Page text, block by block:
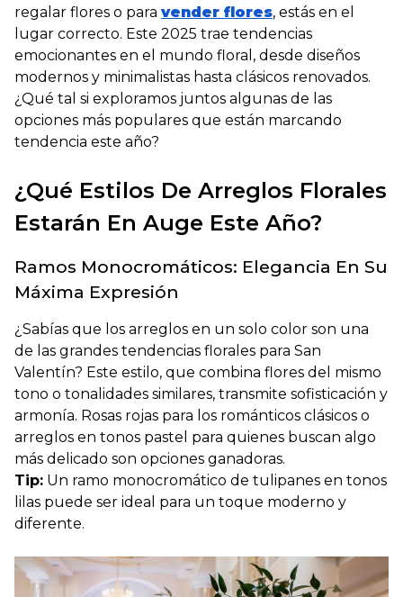
regalar flores o para vender flores, estás en el
lugar correcto. Este 2025 trae tendencias
emocionantes en el mundo floral, desde diseños
modernos y minimalistas hasta clásicos renovados.
¿Qué tal si exploramos juntos algunas de las
opciones más populares que están marcando
tendencia este año?
¿Qué Estilos De Arreglos Florales
Estarán En Auge Este Año?
Ramos Monocromáticos: Elegancia En Su
Máxima Expresión
¿ Sabías que los arreglos en un solo color son una
de las grandes tendencias florales para San
Valentín? Este estilo, que combina flores del mismo
tono o tonalidades similares, transmite sofisticación y
armonía. Rosas rojas para los románticos clásicos o
arreglos en tonos pastel para quienes buscan algo
más delicado son opciones ganadoras.
Tip: Un ramo monocromático de tulipanes en tonos
lilas puede ser ideal para un toque moderno y
diferente.